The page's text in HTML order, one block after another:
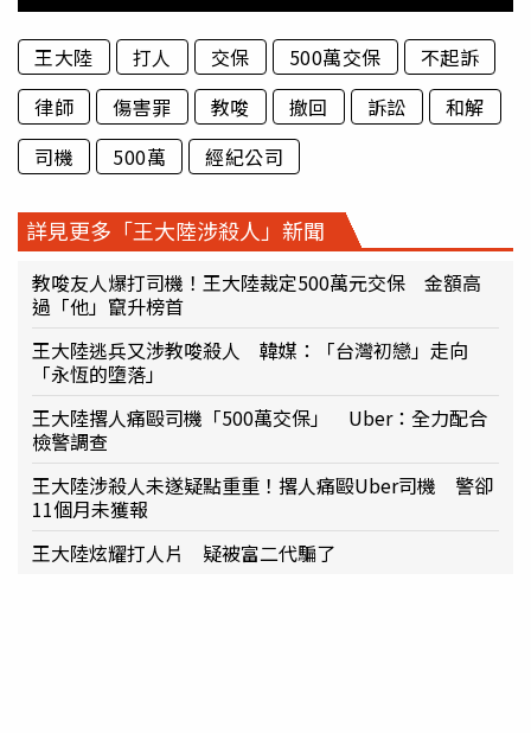
王大陸 打人 交保 500萬交保
不起訴
律師
傷害罪 教唆 撤回 訴訟
和解
司機
500萬 經紀公司
詳見更多「王大陸涉殺人」新聞
教唆友人爆打司機！王大陸裁定500萬元交保 金額高
過「他」竄升榜首
王大陸逃兵又涉教唆殺人 韓媒：「台灣初戀」走向
「永恆的墮落」
王大陸撂人痛毆司機「500萬交保」 Uber：全力配合
檢警調查
王大陸涉殺人未遂疑點重重！撂人痛毆Uber司機 警卻
11個月未獲報
王大陸炫耀打人片 疑被富二代騙了